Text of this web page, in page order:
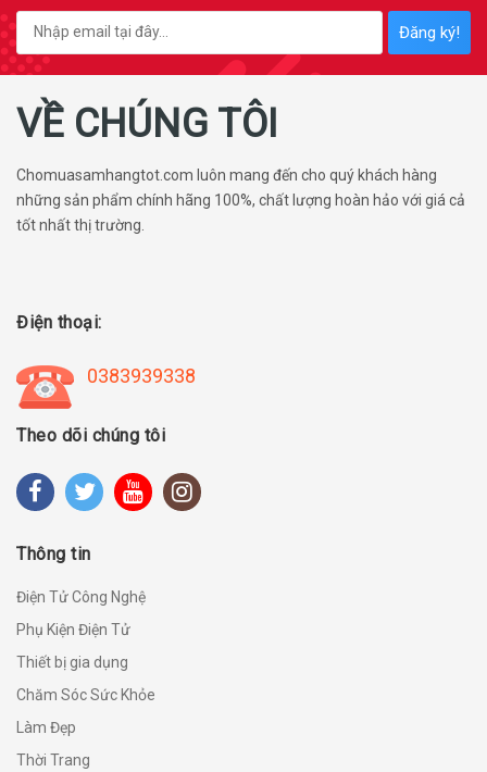
Đăng ký!
VỀ CHÚNG TÔI
Chomuasamhangtot.com luôn mang đến cho quý khách hàng
những sản phẩm chính hãng 100%, chất lượng hoàn hảo với giá cả
tốt nhất thị trường.
Điện thoại:
0383939338
Theo dõi chúng tôi
Thông tin
Điện Tử Công Nghệ
Phụ Kiện Điện Tử
Thiết bị gia dụng
Chăm Sóc Sức Khỏe
Làm Đẹp
Thời Trang